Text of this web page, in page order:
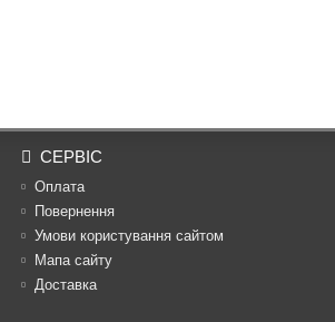
СЕРВІС
Оплата
Повернення
Умови користування сайтом
Мапа сайту
Доставка